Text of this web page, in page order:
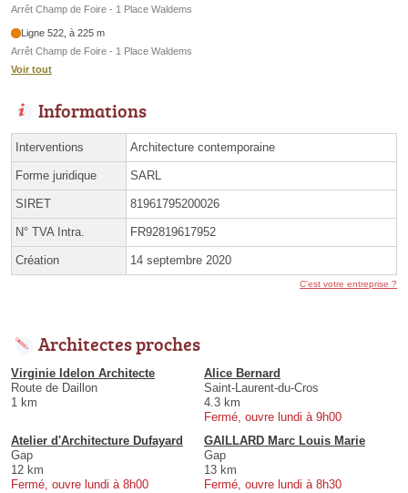
Arrêt Champ de Foire - 1 Place Waldems
Ligne 522, à 225 m
Arrêt Champ de Foire - 1 Place Waldems
Voir tout
Informations
Interventions Architecture contemporaine
Forme juridique SARL
SIRET 81961795200026
N° TVA Intra. FR92819617952
Création 14 septembre 2020
C'est votre entreprise ?
Architectes proches
Virginie Idelon Architecte
Route de Daillon
1 km
Alice Bernard
Saint-Laurent-du-Cros
4.3 km
Fermé, ouvre lundi à 9h00
Atelier d'Architecture Dufayard
Gap
12 km
Fermé, ouvre lundi à 8h00
GAILLARD Marc Louis Marie
Gap
13 km
Fermé, ouvre lundi à 8h30